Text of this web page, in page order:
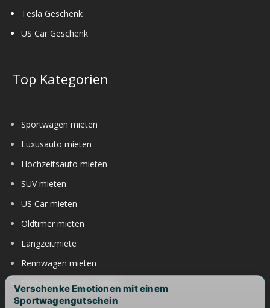
Tesla Geschenk
US Car Geschenk
Top Kategorien
Sportwagen mieten
Luxusauto mieten
Hochzeitsauto mieten
SUV mieten
US Car mieten
Oldtimer mieten
Langzeitmiete
Rennwagen mieten
Nürburgring Auto mieten
Verschenke Emotionen mit einem
Sportwagengutschein